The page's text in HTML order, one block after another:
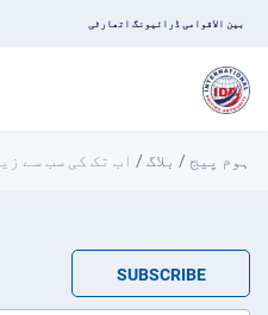
بین الاقوامی ڈرائیونگ اتھارٹی
ہوم پیج / بلاگ/ اب تک کی سب سے
SUBSCRIBE